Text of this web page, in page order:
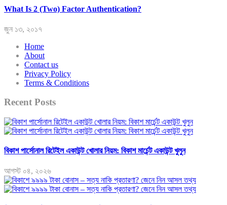
What Is 2 (Two) Factor Authentication?
জুন ১৩, ২০১৭
Home
About
Contact us
Privacy Policy
Terms & Conditions
Recent Posts
বিকাশ পার্সোনাল রিটেইল একাউন্ট খোলার নিয়ম: বিকাশ মার্চেন্ট একাউন্ট খুলুন
আগস্ট ০৪, ২০২৬